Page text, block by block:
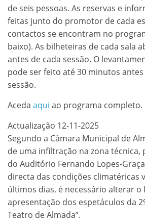
de seis pessoas. As reservas e
feitas junto do promotor de cada
contactos se encontram no
baixo). As bilheteiras de cada sala
antes de cada sessão. O
pode ser feito até 30 minutos
sessão.
Aceda aqui ao programa completo.
Actualização 12-11-2025
Segundo a Câmara Municipal de
de uma infiltração na zona técnica,
do Auditório Fernando Lopes-
directa das condições climatéricas
últimos dias, é necessário alterar o
apresentação dos espetáculos da
Teatro de Almada”.